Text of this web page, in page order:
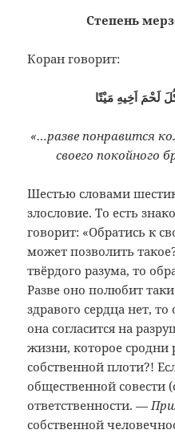
Степень
Коран говорит:
لَحْمَ اَخِيهِ مَيْتًا
«…разве понравится
своего покойного
Шестью словами
злословие. То есть
говорит: «Обратись к
может позволить
твёрдого разума, то
Разве оно полюбит
здравого сердца нет, то
она согласится на
жизни, которое сродни
собственной плоти?!
общественной совести
ответственности. —
собственной